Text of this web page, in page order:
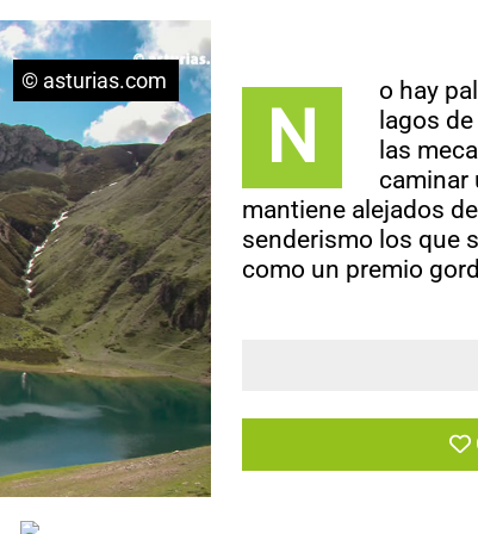
© asturias.com
N
o hay
lagos
las
caminar
mantiene alejados
senderismo los que
como un premio